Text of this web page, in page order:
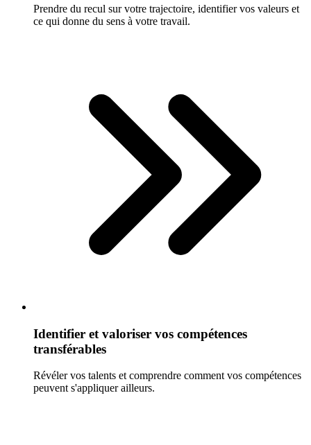
Prendre du recul sur votre trajectoire, identifier vos valeurs et
ce qui donne du sens à votre travail.
Identifier et valoriser vos compétences
transférables
Révéler vos talents et comprendre comment vos compétences
peuvent s'appliquer ailleurs.